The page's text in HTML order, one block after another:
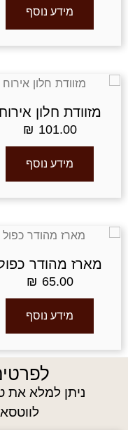
מידע נוסף
מזוודת חלון אירוח
₪ 101.00
מידע נוסף
מארז מהודר
₪ 65.00
מידע נוסף
ניתן למלא את